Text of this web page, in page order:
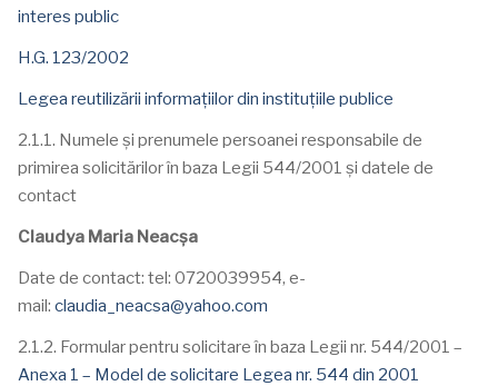
interes public
H.G. 123/2002
Legea reutilizării informațiilor din instituțiile publice
2.1.1. Numele și prenumele persoanei responsabile de
primirea solicitărilor în baza Legii 544/2001 și datele de
contact
Claudya Maria Neacșa
Date de contact: tel: 0720039954, e-
mail: claudia_neacsa@yahoo.com
2.1.2. Formular pentru solicitare în baza Legii nr. 544/2001 –
Anexa 1 – Model de solicitare Legea nr. 544 din 2001